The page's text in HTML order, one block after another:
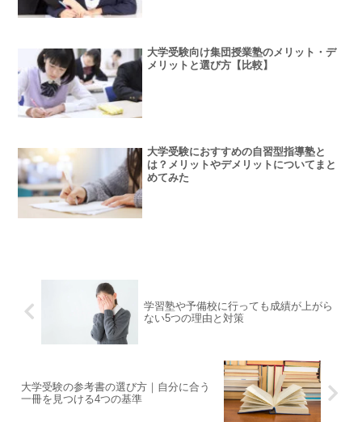
大学受験向け集団授業塾のメリット・デ
メリットと選び方【比較】
大学受験におすすめの自習型指導塾と
は？メリットやデメリットについてまと
めてみた
学習塾や予備校に行っても成績が上がら
ない5つの理由と対策
大学受験の参考書の選び方｜自分に合う
一冊を見つける4つの基準